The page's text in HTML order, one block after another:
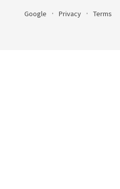
Google Privacy Terms